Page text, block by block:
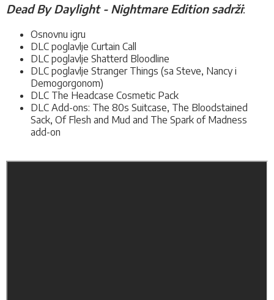
Dead By Daylight - Nightmare Edition sadrži:
Osnovnu igru
DLC poglavlje Curtain Call
DLC poglavlje Shatterd Bloodline
DLC poglavlje Stranger Things (sa Steve, Nancy i
Demogorgonom)
DLC The Headcase Cosmetic Pack
DLC Add-ons: The 80s Suitcase, The Bloodstained
Sack, Of Flesh and Mud and The Spark of Madness
add-on